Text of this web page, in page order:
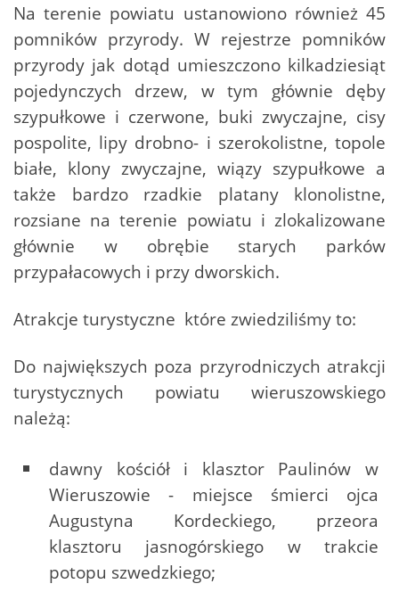
Na terenie powiatu ustanowiono również 45
pomników przyrody. W rejestrze pomników
przyrody jak dotąd umieszczono kilkadziesiąt
pojedynczych drzew, w tym głównie dęby
szypułkowe i czerwone, buki zwyczajne, cisy
pospolite, lipy drobno- i szerokolistne, topole
białe, klony zwyczajne, wiązy szypułkowe a
także bardzo rzadkie platany klonolistne,
rozsiane na terenie powiatu i zlokalizowane
głównie w obrębie starych parków
przypałacowych i przy dworskich.
Atrakcje turystyczne które zwiedziliśmy to:
Do największych poza przyrodniczych atrakcji
turystycznych powiatu wieruszowskiego
należą:
dawny kościół i klasztor Paulinów w
Wieruszowie - miejsce śmierci ojca
Augustyna Kordeckiego, przeora
klasztoru jasnogórskiego w trakcie
potopu szwedzkiego;